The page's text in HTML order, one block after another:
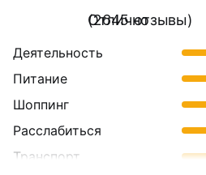
Отлично
(2645 отзывы)
Деятельность
Питание
Шоппинг
Расслабиться
Транспорт